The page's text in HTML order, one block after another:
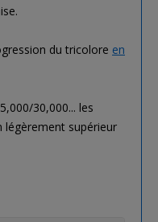
du tricolore en
30,000... les
légèrement supérieur